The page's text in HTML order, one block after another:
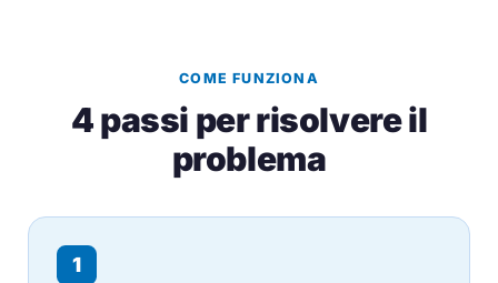
COME FUNZIONA
4 passi per risolvere il
problema
1